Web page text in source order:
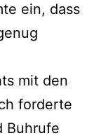
ein, dass
mit den
forderte
Buhrufe